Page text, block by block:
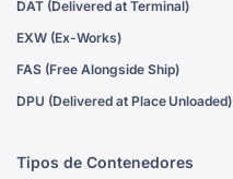
DAT (Delivered at Terminal)
EXW (Ex-Works)
FAS (Free Alongside Ship)
DPU (Delivered at Place Unloaded)
Tipos de Contenedores